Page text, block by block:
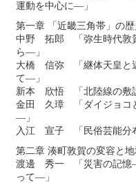
運動を中心に―」
第一章 「近畿三角帯」の歴
中野 拓郎 「弥生時代敦
ら―」
大橋 信弥 「継体天皇と
て―」
新本 欣悟 「北陸線の敷
金田 久璋 「ダイジョコ
―」
入江 宣子 「民俗芸能分
第二章 湊町敦賀の変容と
渡邊 秀一 「災害の記憶―
って―」